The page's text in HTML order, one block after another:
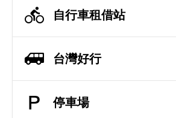
自行車租借站
台灣好行
停車場